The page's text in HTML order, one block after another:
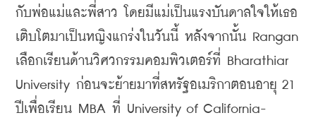
กับพ่อแม่และพี่สาว โดยมีแม่เป็นแรงบันดาลใจให้เธอ
เติบโตมาเป็นหญิงแกร่งในวันนี้ หลังจากนั้น Rangan
เลือกเรียนด้านวิศวกรรมคอมพิวเตอร์ที่ Bharathiar
University ก่อนจะย้ายมาที่สหรัฐอเมริกาตอนอายุ 21
ปีเพื่อเรียน MBA ที่ University of California-